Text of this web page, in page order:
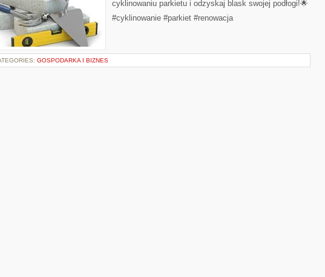
cyklinowaniu parkietu i odzyskaj blask swojej podłogi!🌟
#cyklinowanie #parkiet #renowacja
GOSPODARKA I BIZNES